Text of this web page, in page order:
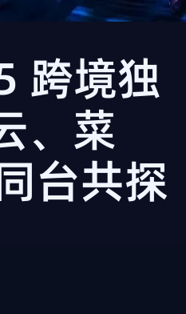
跨境独
、菜
台共探